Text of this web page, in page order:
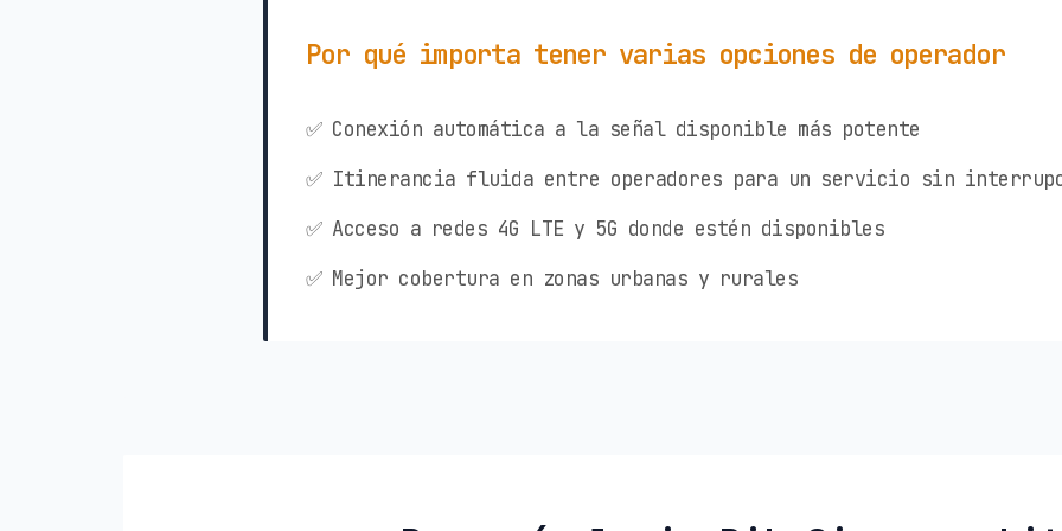
Por qué importa tener varias opciones de operador
✅ Conexión automática a la señal disponible más potente
✅ Itinerancia fluida entre operadores para un servicio sin
✅ Acceso a redes 4G LTE y 5G donde estén disponibles
✅ Mejor cobertura en zonas urbanas y rurales